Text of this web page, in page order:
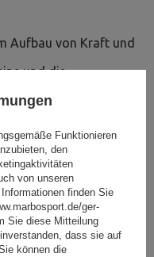
Aufbau von Kraft und
und die
sich auf die Arme
Funktionieren
den
von unseren
finden Sie
ger-
Sie diese Mitteilung
dass sie auf
können die